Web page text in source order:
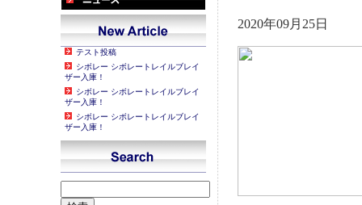
テスト投稿
シボレー シボレートレイルブレイ
ザー入庫！
シボレー シボレートレイルブレイ
ザー入庫！
シボレー シボレートレイルブレイ
ザー入庫！
2020年09月25日